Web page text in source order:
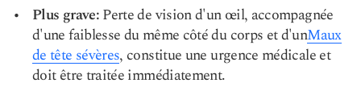
Plus grave:Perte de vision d'un œil, accompagnée
d'une faiblesse du même côté du corps et d'unMaux
de tête sévères, constitue une urgence médicale et
doit être traitée immédiatement.